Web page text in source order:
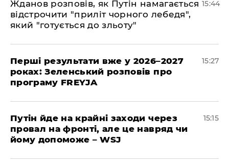
Жданов розповів, як Путін намагається
відстрочити "приліт чорного лебедя",
який "готується до зльоту"
15:44
Перші результати вже у 2026–2027
роках: Зеленський розповів про
програму FREYJA
15:27
Путін йде на крайні заходи через
провал на фронті, але це навряд чи
йому допоможе – WSJ
15:15